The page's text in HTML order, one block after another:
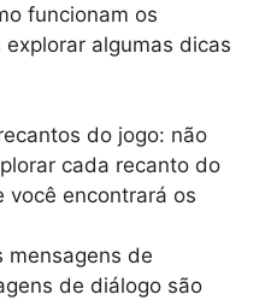
funcionam os
algumas dicas
do jogo: não
cada recanto do
você encontrará os
mensagens de
de diálogo são